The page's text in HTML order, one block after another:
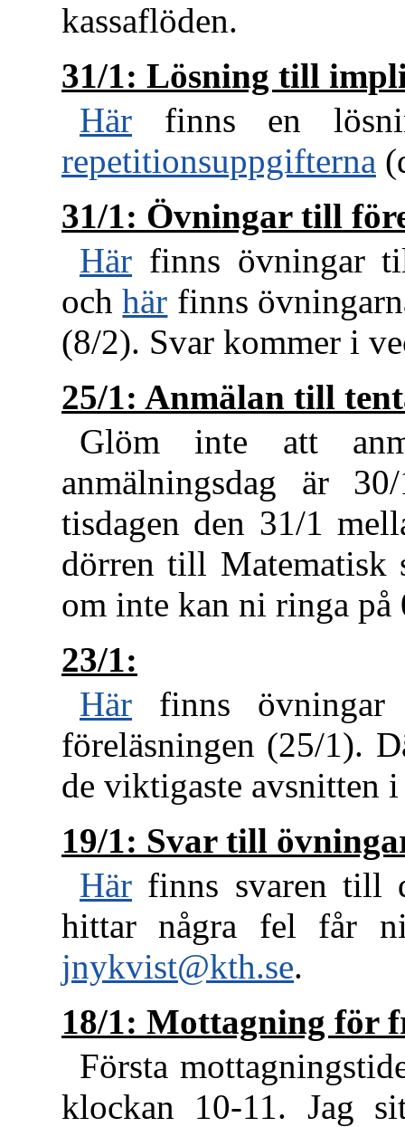
kassaflöden.
31/1: Lösning till
Här finns en
repetitionsuppgifterna
31/1: Övningar till
Här finns övningar
ochhär finns
(8/2). Svar kommer i
25/1: Anmälan till
Glöm inte att
anmälningsdag är
tisdagen den 31/1
dörren till Matematisk
om inte kan ni ringa på
23/1:
Här finns
föreläsningen (25/1).
de viktigaste avsnitten
19/1: Svar till
Här finns svaren till
hittar några fel får
jnykvist@kth.se.
18/1: Mottagning för
Första
klockan 10-11. Jag